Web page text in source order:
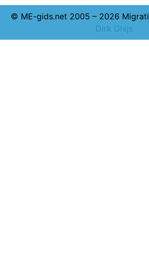
© ME-gids.net 2005 – 2026
Dirk Ghijs